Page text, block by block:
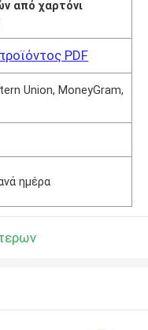
από χαρτόνι
PDF
Union, MoneyGram,
ημέρα